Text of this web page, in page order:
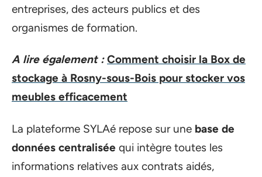
entreprises, des acteurs publics et des
organismes de formation.
A lire également : Comment choisir la Box de
stockage à Rosny-sous-Bois pour stocker vos
meubles efficacement
La plateforme SYLAé repose sur une base de
données centralisée qui intègre toutes les
informations relatives aux contrats aidés,